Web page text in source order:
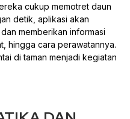
cukup memotret daun
detik, aplikasi akan
memberikan informasi
hingga cara perawatannya.
di taman menjadi kegiatan